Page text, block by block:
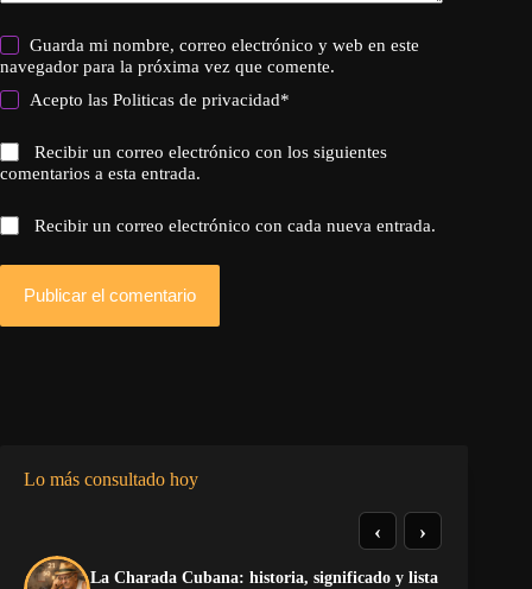
Guarda mi nombre, correo electrónico y web en este
navegador para la próxima vez que comente.
Acepto lasPoliticas de privacidad*
Recibir un correo electrónico con los siguientes
comentarios a esta entrada.
Recibir un correo electrónico con cada nueva entrada.
Publicar el comentario
Lo más consultado hoy
La Charada Cubana: historia, significado y lista
‹ ›